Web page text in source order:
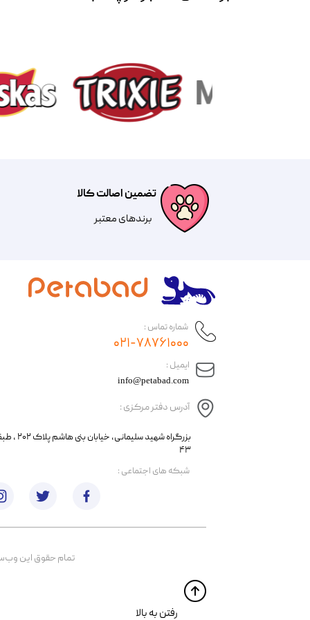
تضمین اصالت کالا
​​برندهای معتبر​​​​​​​
​ایمیل :
آدرس دفتر مرکزی :
info@petabad.com
​​بزرگراه شهید
۴۳
شماره تماس :
۰۲۱-۷۸۷۶۱۰۰۰
تمام حقوق اين
​​رفتن به بالا
​شبکه های اجتماعی :